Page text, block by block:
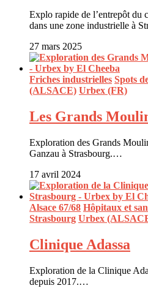
Explo rapide de l’entrepôt du
dans une zone industrielle à
27 mars 2025
Friches industrielles Spots
(ALSACE) Urbex (FR)
Les Grands
Exploration des Grands
Ganzau à Strasbourg.…
17 avril 2024
Alsace 67/68 Hôpitaux et
Strasbourg Urbex
Clinique Adassa
Exploration de la Clinique
depuis 2017.…